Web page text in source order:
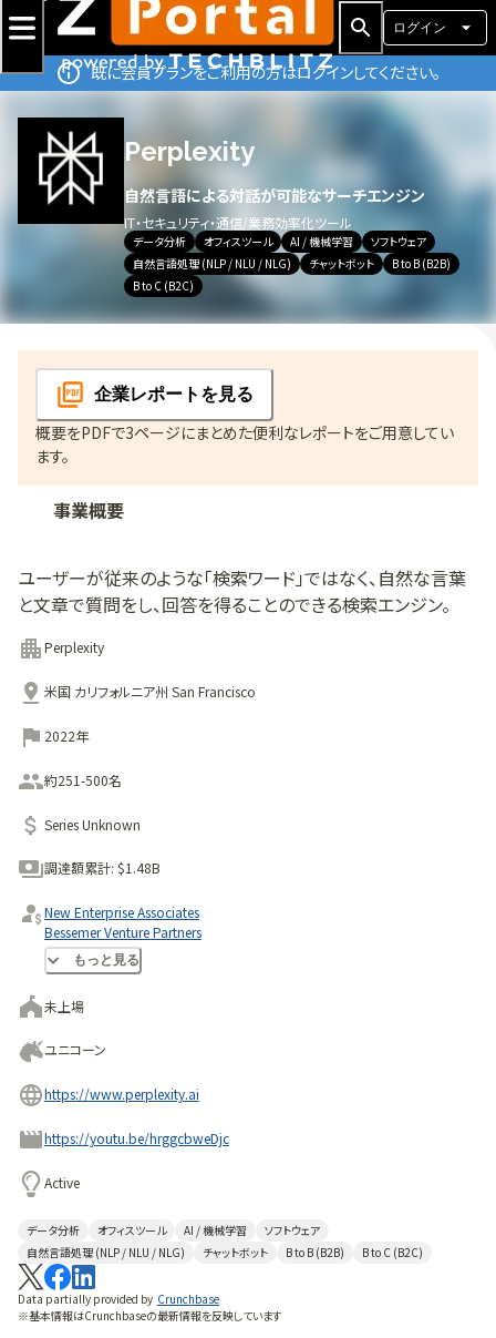
ログイン
既に会員プランをご利用の方はログインしてください。
Perplexity
自然言語による対話が可能なサーチエンジン
IT・セキュリティ・通信/業務効率化ツール
データ分析 オフィスツール AI / 機械学習
ソフトウェア
自然言語処理 (NLP / NLU / NLG)
チャットボット
B to B (B2B)
B to C (B2C)
企業レポート を見る
概要をPDFで3ページにまとめた便利なレポートをご用意してい
ます。
事業概要
ユーザーが従来のような「検索ワード」ではなく、自然な言葉
と文章で質問をし、回答を得ることのできる検索エンジン。
Perplexity
米国 カリフォルニア州 San Francisco
2022年
約251-500名
Series Unknown
調達額累計: $1.48B
New Enterprise Associates
Bessemer Venture Partners
Accelもっと見る
未上場
ユニコーン
https://www.perplexity.ai
https://youtu.be/hrggcbweDjc
Active
データ分析 オフィスツール AI / 機械学習
ソフトウェア
自然言語処理 (NLP / NLU / NLG)
チャットボット B to B (B2B) B to C (B2C)
Data partially provided by Crunchbase
※基本情報はCrunchbaseの最新情報を反映しています